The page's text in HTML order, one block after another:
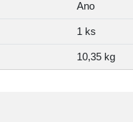
Ano
1 ks
10,35 kg